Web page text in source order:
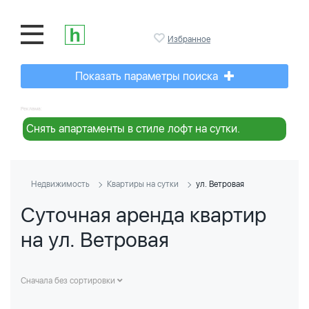
Избранное
Показать параметры поиска
Реклама:
Снять апартаменты в стиле лофт на сутки.
Недвижимость Квартиры на сутки ул. Ветровая
Суточная аренда квартир
на ул. Ветровая
Сначала без сортировки